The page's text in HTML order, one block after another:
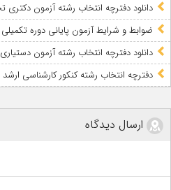
دانلود دفترچه انتخاب رشته آزمون دکتری
ضوابط و شرایط آزمون پایانی دوره
دانلود دفترچه انتخاب رشته آزمون دستیاری
دفترچه انتخاب رشته کنکور کارشناسی ارشد
ارسال دیدگاه